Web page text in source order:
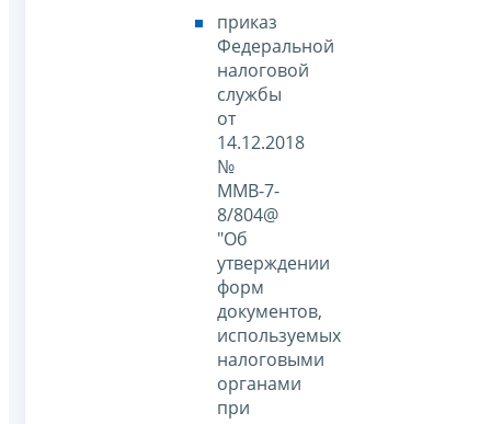
приказ
Федеральной
налоговой
службы
от
14.12.2018
№
ММВ-7-
8/804@
"Об
утверждении
форм
документов,
используемых
налоговыми
органами
при